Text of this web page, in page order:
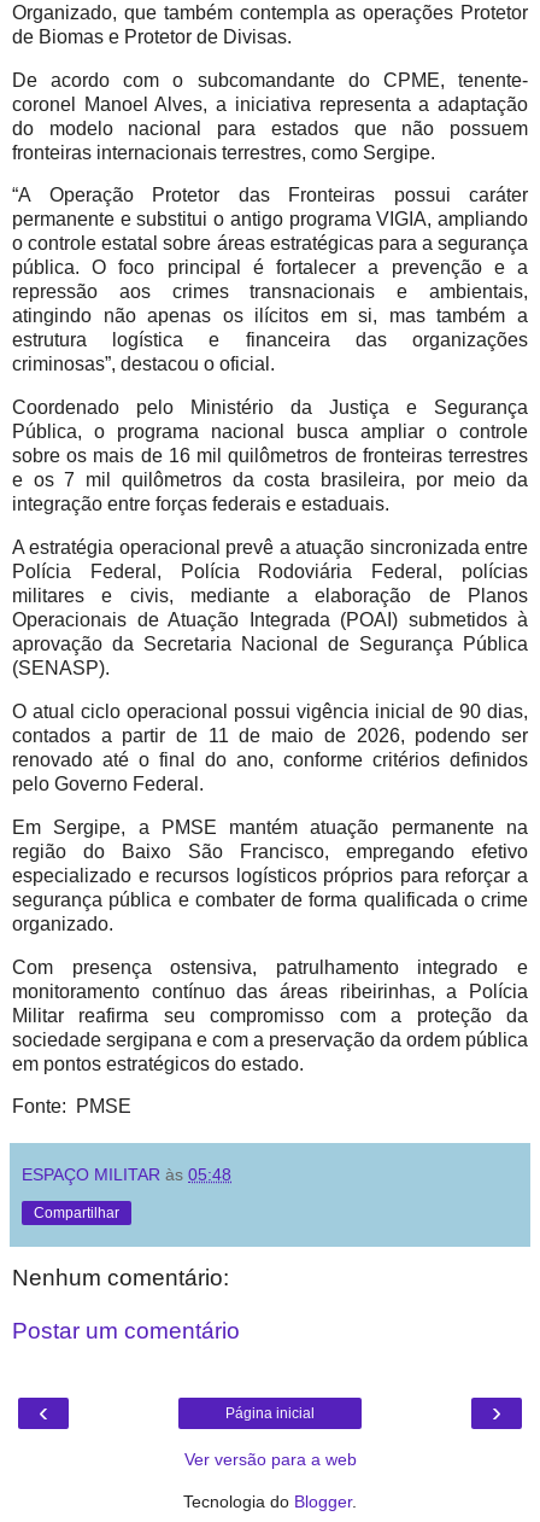
Organizado, que também contempla as operações Protetor
de Biomas e Protetor de Divisas.
De acordo com o subcomandante do CPME, tenente-
coronel Manoel Alves, a iniciativa representa a adaptação
do modelo nacional para estados que não possuem
fronteiras internacionais terrestres, como Sergipe.
“A Operação Protetor das Fronteiras possui caráter
permanente e substitui o antigo programa VIGIA, ampliando
o controle estatal sobre áreas estratégicas para a segurança
pública. O foco principal é fortalecer a prevenção e a
repressão aos crimes transnacionais e ambientais,
atingindo não apenas os ilícitos em si, mas também a
estrutura logística e financeira das organizações
criminosas”, destacou o oficial.
Coordenado pelo Ministério da Justiça e Segurança
Pública, o programa nacional busca ampliar o controle
sobre os mais de 16 mil quilômetros de fronteiras terrestres
e os 7 mil quilômetros da costa brasileira, por meio da
integração entre forças federais e estaduais.
A estratégia operacional prevê a atuação sincronizada entre
Polícia Federal, Polícia Rodoviária Federal, polícias
militares e civis, mediante a elaboração de Planos
Operacionais de Atuação Integrada (POAI) submetidos à
aprovação da Secretaria Nacional de Segurança Pública
(SENASP).
O atual ciclo operacional possui vigência inicial de 90 dias,
contados a partir de 11 de maio de 2026, podendo ser
renovado até o final do ano, conforme critérios definidos
pelo Governo Federal.
Em Sergipe, a PMSE mantém atuação permanente na
região do Baixo São Francisco, empregando efetivo
especializado e recursos logísticos próprios para reforçar a
segurança pública e combater de forma qualificada o crime
organizado.
Com presença ostensiva, patrulhamento integrado e
monitoramento contínuo das áreas ribeirinhas, a Polícia
Militar reafirma seu compromisso com a proteção da
sociedade sergipana e com a preservação da ordem pública
em pontos estratégicos do estado.
Fonte: PMSE
ESPAÇO MILITAR às 05:48
Compartilhar
Nenhum comentário:
Postar um comentário
‹ ›
Página inicial
Ver versão para a web
Tecnologia do Blogger.